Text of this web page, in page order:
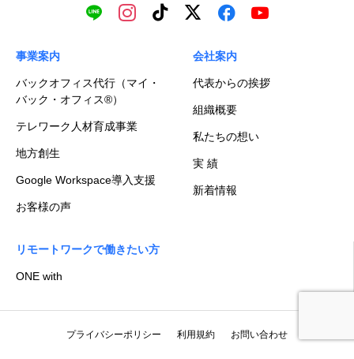
事業案内
バックオフィス代行（マイ・
バック・オフィス®）
テレワーク人材育成事業
地方創生
Google Workspace導入支援
お客様の声
会社案内
代表からの挨拶
組織概要
私たちの想い
実 績
新着情報
リモートワークで働きたい方
ONE with
プライバシーポリシー 利用規約 お問い合わせ